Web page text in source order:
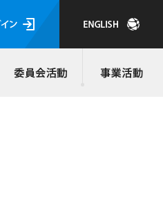
会員ログイ